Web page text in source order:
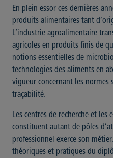
En plein essor ces dernières
produits alimentaires tant
L’industrie agroalimentaire
agricoles en produits finis de
notions essentielles de
technologies des aliments en
vigueur concernant les normes
traçabilité.
Les centres de recherche et les
constituent autant de pôles
professionnel exerce son
théoriques et pratiques du